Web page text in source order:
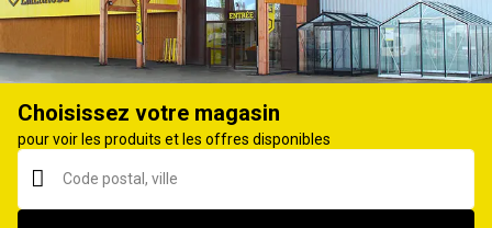
Choisissez votre magasin
pour voir les produits et les offres disponibles